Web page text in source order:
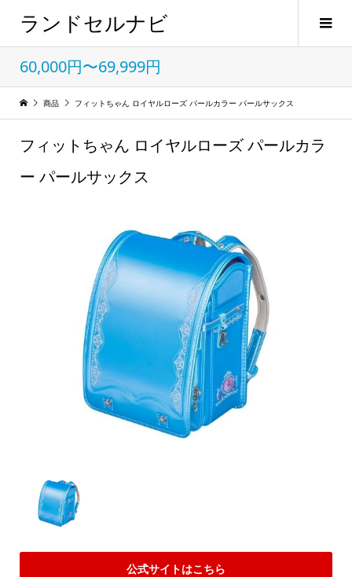
ランドセルナビ
60,000円〜69,999円
商品 フィットちゃん ロイヤルローズ パールカラー パールサックス
フィットちゃん ロイヤルローズ パールカラ
ー パールサックス
公式サイトはこちら